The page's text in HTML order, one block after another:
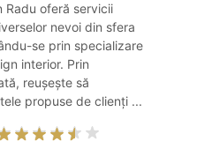
Radu oferă servicii
nevoi din sfera
se prin specializare
interior. Prin
reușește să
propuse de clienți ...